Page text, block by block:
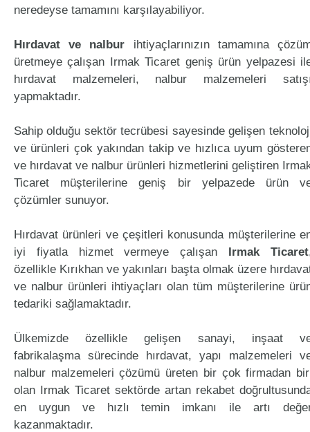
neredeyse tamamını karşılayabiliyor.
Hırdavat ve nalbur ihtiyaçlarınızın tamamına
üretmeye çalışan Irmak Ticaret geniş ürün yelpazesi
hırdavat malzemeleri, nalbur malzemeleri
yapmaktadır.
Sahip olduğu sektör tecrübesi sayesinde gelişen
ve ürünleri çok yakından takip ve hızlıca uyum
ve hırdavat ve nalbur ürünleri hizmetlerini geliştiren
Ticaret müşterilerine geniş bir yelpazede ürün
çözümler sunuyor.
Hırdavat ürünleri ve çeşitleri konusunda müşterilerine
iyi fiyatla hizmet vermeye çalışan Irmak Ticaret
özellikle Kırıkhan ve yakınları başta olmak üzere
ve nalbur ürünleri ihtiyaçları olan tüm müşterilerine
tedariki sağlamaktadır.
Ülkemizde özellikle gelişen sanayi, inşaat
fabrikalaşma sürecinde hırdavat, yapı malzemeleri
nalbur malzemeleri çözümü üreten bir çok firmadan
olan Irmak Ticaret sektörde artan rekabet
en uygun ve hızlı temin imkanı ile artı
kazanmaktadır.